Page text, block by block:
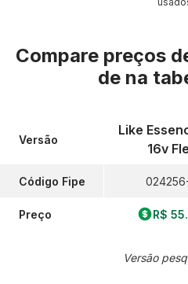
Compare preços
de na
Versão
Código Fipe
Preço
Like
16v
R$
Versão